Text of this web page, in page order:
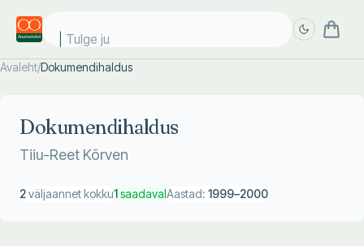
Tulge jub
Avaleht/Dokumendihaldus
Dokumendihaldus
Tiiu-Reet Kõrven
2väljaannet kokku1saadavalAastad: 1999–2000